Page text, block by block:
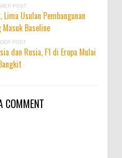
POST
Usulan Pembangunan
Masuk Baseline
POST
dan Rusia, F1 di Eropa Mulai
COMMENT